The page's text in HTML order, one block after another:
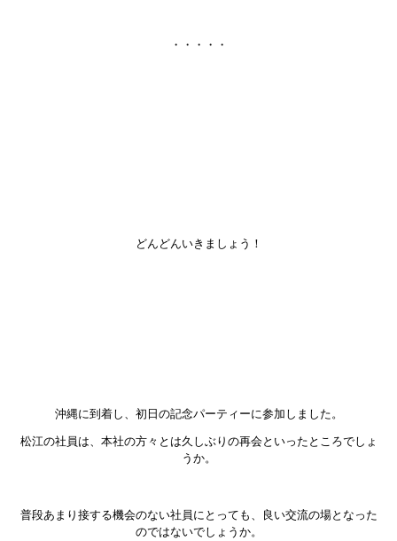
・・・・・
どんどんいきましょう！
沖縄に到着し、初日の記念パーティーに参加しました。
松江の社員は、本社の方々とは久しぶりの再会といったところでしょ
うか。
普段あまり接する機会のない社員にとっても、良い交流の場となった
のではないでしょうか。